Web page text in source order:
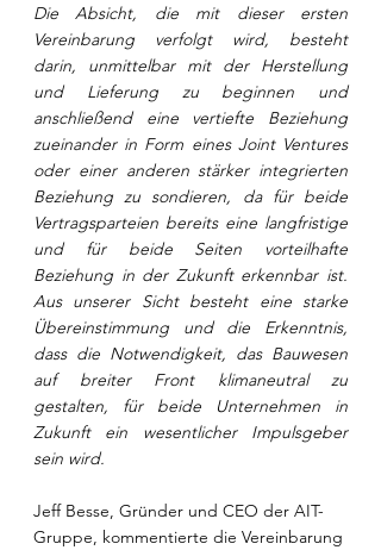
Die Absicht, die mit dieser ersten
Vereinbarung verfolgt wird, besteht
darin, unmittelbar mit der Herstellung
und Lieferung zu beginnen und
anschließend eine vertiefte Beziehung
zueinander in Form eines Joint Ventures
oder einer anderen stärker integrierten
Beziehung zu sondieren, da für beide
Vertragsparteien bereits eine langfristige
und für beide Seiten vorteilhafte
Beziehung in der Zukunft erkennbar ist.
Aus unserer Sicht besteht eine starke
Übereinstimmung und die Erkenntnis,
dass die Notwendigkeit, das Bauwesen
auf breiter Front klimaneutral zu
gestalten, für beide Unternehmen in
Zukunft ein wesentlicher Impulsgeber
sein wird.
Jeff Besse, Gründer und CEO der AIT-
Gruppe, kommentierte die Vereinbarung